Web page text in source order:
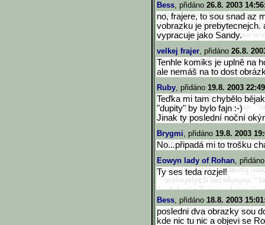
Bess, přidáno 26.8. 2003
no, frajere, to sou snad az
vobrazku je prebytecnejch.
vypracuje jako Sandy.
velkej frajer, přidáno 26.8.
Tenhle komiks je uplně na
ale nemáš na to dost
Ruby, přidáno 19.8. 2003
Teďka mi tam chybělo
"dupity" by bylo fajn :-)
Jinak ty poslední noční
Brygmi, přidáno 19.8. 2003
No...připadá mi to trošku
Eowyn lady of Rohan,
Ty ses teda rozjel!
Bess, přidáno 18.8. 2003
posledni dva obrazky sou
kde nic tu nic a objevi se